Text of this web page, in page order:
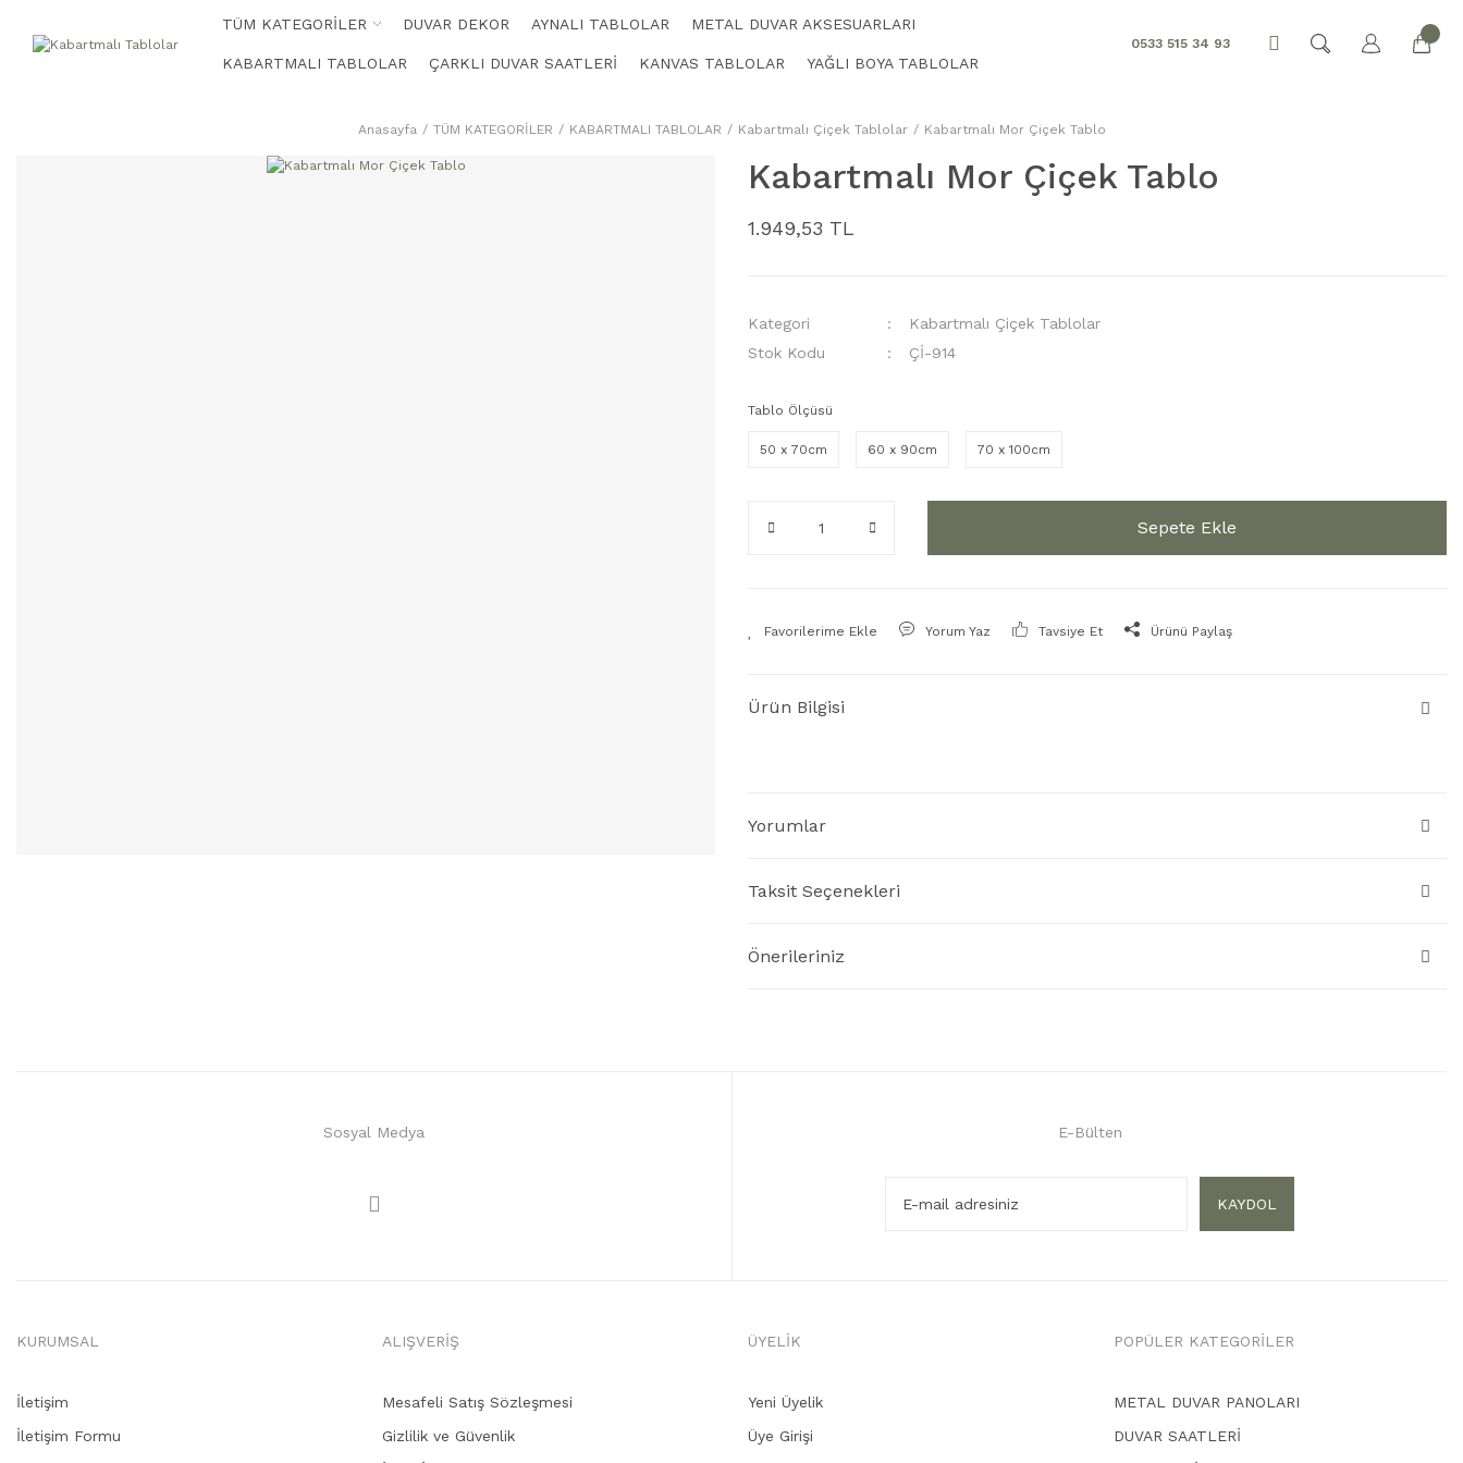
TÜM KATEGORİLER DUVAR DEKOR AYNALI TABLOLAR METAL DUVAR AKSESUARLARI
KABARTMALI TABLOLAR ÇARKLI DUVAR SAATLERİ KANVAS TABLOLAR YAĞLI BOYA TABLOLAR
0533 515 34 93
Anasayfa TÜM KATEGORİLER KABARTMALI TABLOLAR Kabartmalı Çiçek Tablolar Kabartmalı Mor Çiçek Tablo
Kabartmalı Mor Çiçek Tablo
1.949,53 TL
Kategori
Kabartmalı Çiçek Tablolar
Stok Kodu
Çİ-914
Tablo Ölçüsü
50 x 70cm 60 x 90cm 70 x 100cm
Sepete Ekle
Yorum Yaz Tavsiye Et Ürünü Paylaş
Ürün Bilgisi
Yorumlar
Taksit Seçenekleri
Önerileriniz
Sosyal Medya E-Bülten
KAYDOL
KURUMSAL
İletişim
İletişim Formu
ALIŞVERİŞ
Mesafeli Satış Sözleşmesi
Gizlilik ve Güvenlik
ÜYELİK
Yeni Üyelik
Üye Girişi
POPÜLER KATEGORİLER
METAL DUVAR PANOLARI
DUVAR SAATLERİ